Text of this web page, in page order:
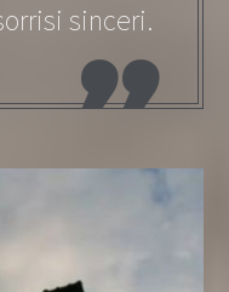
sinceri.
